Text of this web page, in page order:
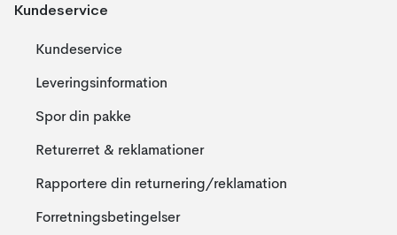
Kundeservice
Kundeservice
Leveringsinformation
Spor din pakke
Returerret & reklamationer
Rapportere din returnering/reklamation
Forretningsbetingelser